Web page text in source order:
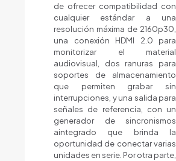
de ofrecer compatibilidad con
cualquier estándar a una
resolución máxima de 2160p30,
una conexión HDMI 2.0 para
monitorizar el material
audiovisual, dos ranuras para
soportes de almacenamiento
que permiten grabar sin
interrupciones, y una salida para
señales de referencia, con un
generador de sincronismos
aintegrado que brinda la
oportunidad de conectar varias
unidades en serie. Por otra parte,